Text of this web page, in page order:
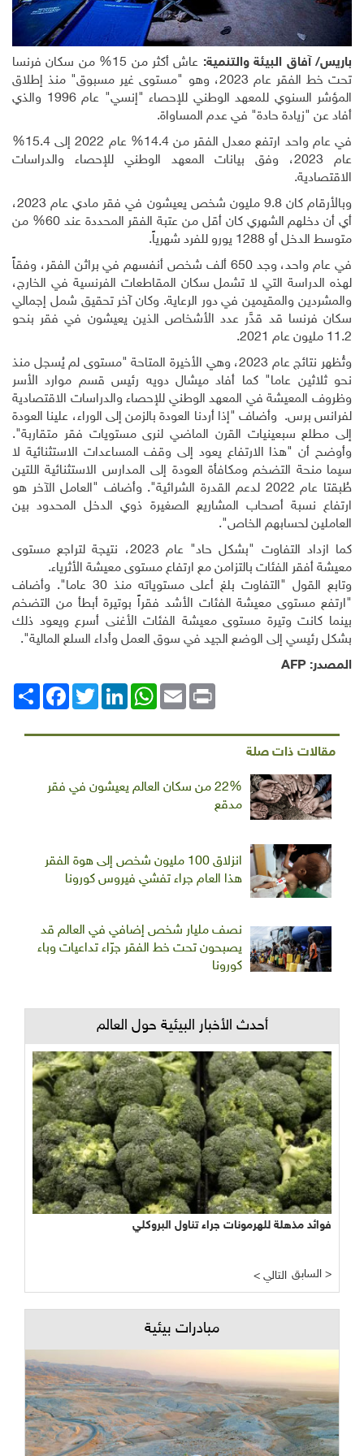
باريس/ آفاق البيئة والتنمية:
عاش أكثر من 15% من سكان فرنسا
تحت خط الفقر عام 2023، وهو "مستوى غير مسبوق" منذ إطلاق
المؤشر السنوي للمعهد الوطني للإحصاء "إنسي" عام 1996 والذي
أفاد عن "زيادة حادة" في عدم المساواة.
في عام واحد ارتفع معدل الفقر من 14.4% عام 2022 إلى 15.4%
عام 2023، وفق بيانات المعهد الوطني للإحصاء والدراسات
الاقتصادية.
وبالأرقام كان 9.8 مليون شخص يعيشون في فقر مادي عام 2023،
أي أن دخلهم الشهري كان أقل من عتبة الفقر المحددة عند 60% من
متوسط الدخل أو 1288 يورو للفرد شهرياً
.
في عام واحد، وجد 650 ألف شخص أنفسهم في براثن الفقر، وفقاً
لهذه الدراسة التي لا تشمل سكان المقاطعات الفرنسية في الخارج،
والمشردين والمقيمين في دور الرعاية. وكان آخر تحقيق شمل إجمالي
سكان فرنسا قد قدَّر عدد الأشخاص الذين يعيشون في فقر بنحو
11.2 مليون عام 2021
.
وتُظهر نتائج عام 2023، وهي الأخيرة المتاحة "مستوى لم يُسجل منذ
نحو ثلاثين عاما" كما أفاد ميشال دويه رئيس قسم موارد الأسر
وظروف المعيشة في المعهد الوطني للإحصاء والدراسات الاقتصادية
لفرانس برس. وأضاف "إذا أردنا العودة بالزمن إلى الوراء، علينا العودة
إلى مطلع سبعينيات القرن الماضي لنرى مستويات فقر متقاربة".
وأوضح أن "هذا الارتفاع يعود إلى وقف المساعدات الاستثنائية لا
سيما منحة التضخم ومكافأة العودة إلى المدارس الاستثنائية اللتين
طُبقتا عام 2022 لدعم القدرة الشرائية". وأضاف "العامل الآخر هو
ارتفاع نسبة أصحاب المشاريع الصغيرة ذوي الدخل المحدود بين
العاملين لحسابهم الخاص".
كما ازداد التفاوت "بشكل حاد" عام 2023، نتيجة لتراجع مستوى
معيشة أفقر الفئات بالتزامن مع ارتفاع مستوى معيشة الأثرياء.
وتابع القول "التفاوت بلغ أعلى مستوياته منذ 30 عاما". وأضاف
"ارتفع مستوى معيشة الفئات الأشد فقراً بوتيرة أبطأ من التضخم
بينما كانت وتيرة مستوى معيشة الفئات الأغنى أسرع ويعود ذلك
بشكل رئيسي إلى الوضع الجيد في سوق العمل وأداء السلع المالية".
المصدر: AFP
انشر
FacebookTwitterLinkedIn
WhatsAppEmail Print
مقالات ذات صلة
22% من سكان العالم يعيشون في فقر
مدقع
انزلاق 100 مليون شخص إلى هوة الفقر
هذا العام جراء تفشي فيروس كورونا
نصف مليار شخص إضافي في العالم قد
يصبحون تحت خط الفقر جرّاء تداعيات وباء
كورونا
أحدث الأخبار البيئية حول العالم
فوائد مذهلة للهرمونات جراء تناول البروكلي
< التالي السابق >
مبادرات بيئية